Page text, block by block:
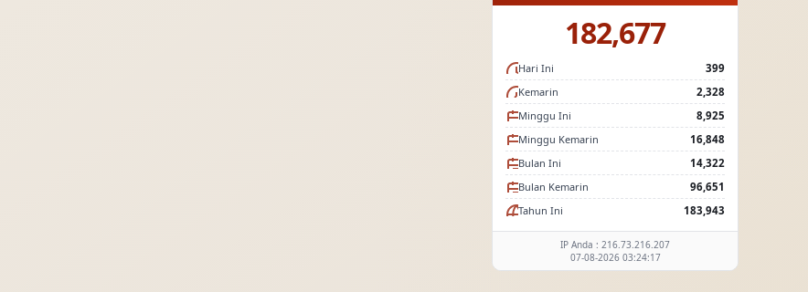
182,677
Hari Ini
399
Kemarin
2,328
Minggu Ini
8,925
Minggu Kemarin
16,848
Bulan Ini
14,322
Bulan Kemarin
96,651
Tahun Ini
183,943
IP Anda : 216.73.216.207
07-08-2026 03:24:17